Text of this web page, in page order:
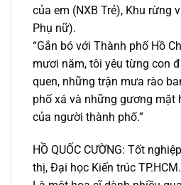
của em (NXB Trẻ), Khu rừng
Phụ nữ).
“Gắn bó với Thành phố Hồ
mươi năm, tôi yêu từng con
quen, những trận mưa rào
phố xá và những gương mặt
của người thành phố.”
HỒ QUỐC CƯỜNG: Tốt
thị, Đại học Kiến trúc TP.HCM.